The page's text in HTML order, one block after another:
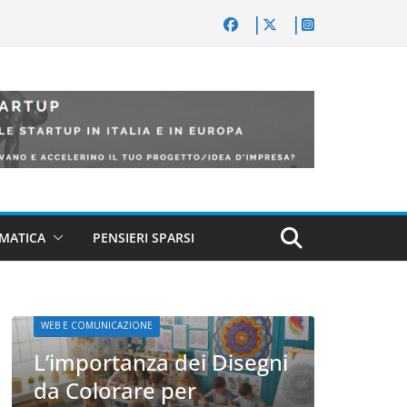
PENSIERI SPARSI
WEB E COMUNICAZIONE